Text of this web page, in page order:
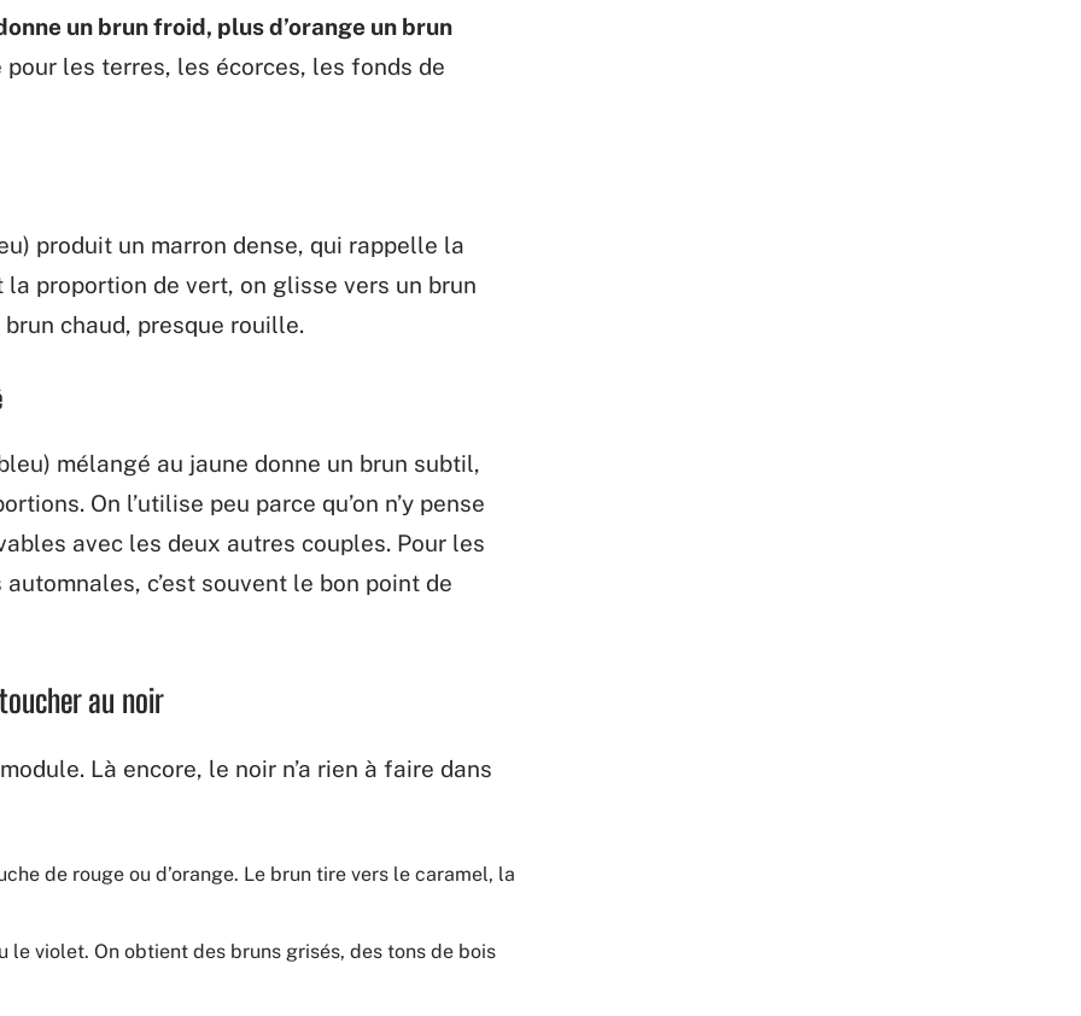
un brun froid, plus d’orange un brun
pour les terres, les écorces, les fonds de
produit un marron dense, qui rappelle la
proportion de vert, on glisse vers un brun
chaud, presque rouille.
mélangé au jaune donne un brun subtil,
On l’utilise peu parce qu’on n’y pense
avec les deux autres couples. Pour les
c’est souvent le bon point de
au noir
Là encore, le noir n’a rien à faire dans
de rouge ou d’orange. Le brun tire vers le caramel, la
le violet. On obtient des bruns grisés, des tons de bois